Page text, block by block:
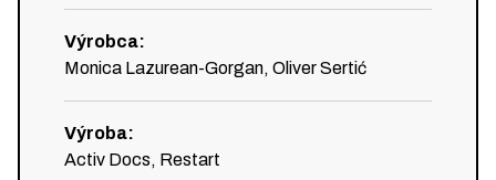
Výrobca:
Monica Lazurean-Gorgan, Oliver Sertić
Výroba:
Activ Docs, Restart